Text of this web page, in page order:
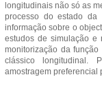
longitudinais não só as
processo do estado da
informação sobre o
estudos de simulação e
monitorização da
clássico longitudinal.
amostragem preferencial